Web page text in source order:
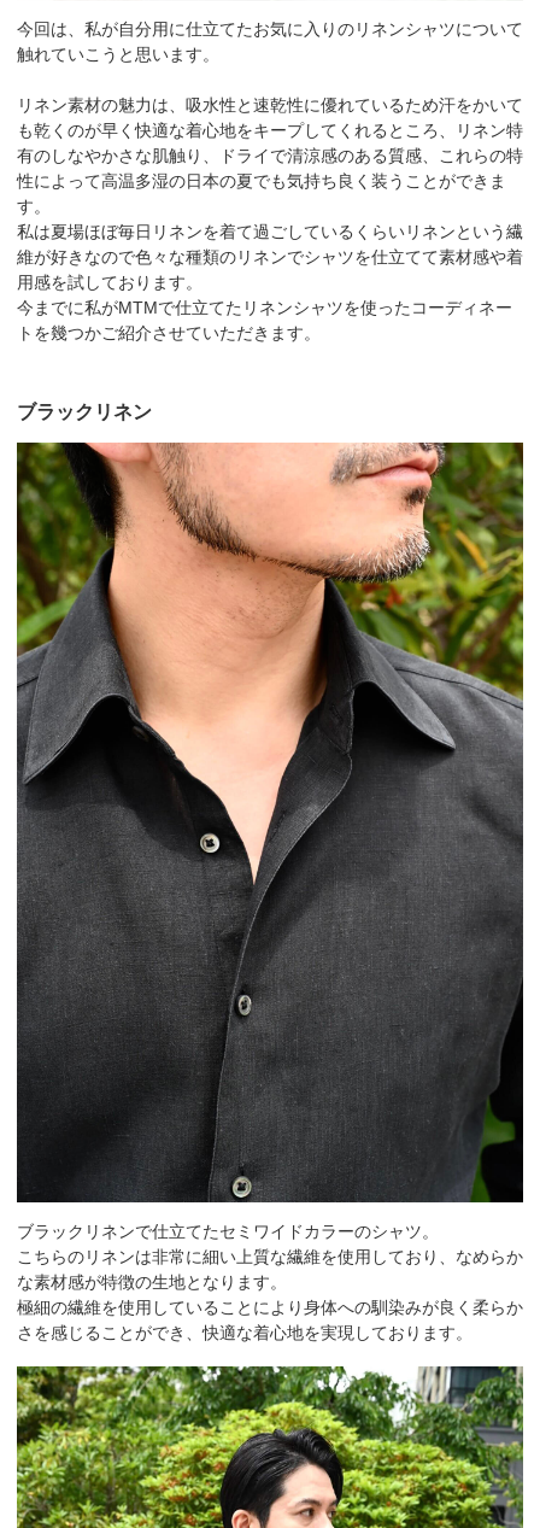
今回は、私が自分用に仕立てたお気に入りのリネンシャツについて
触れていこうと思います。
リネン素材の魅力は、吸水性と速乾性に優れているため汗をかいて
も乾くのが早く快適な着心地をキープしてくれるところ、リネン特
有のしなやかさな肌触り、ドライで清涼感のある質感、これらの特
性によって高温多湿の日本の夏でも気持ち良く装うことができま
す。
私は夏場ほぼ毎日リネンを着て過ごしているくらいリネンという繊
維が好きなので色々な種類のリネンでシャツを仕立てて素材感や着
用感を試しております。
今までに私がMTMで仕立てたリネンシャツを使ったコーディネー
トを幾つかご紹介させていただきます。
ブラックリネン
ブラックリネンで仕立てたセミワイドカラーのシャツ。
こちらのリネンは非常に細い上質な繊維を使用しており、なめらか
な素材感が特徴の生地となります。
極細の繊維を使用していることにより身体への馴染みが良く柔らか
さを感じることができ、快適な着心地を実現しております。